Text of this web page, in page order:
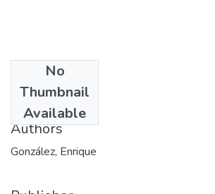
No
Thumbnail
Available
2011-12-09
Authors
González, Enrique